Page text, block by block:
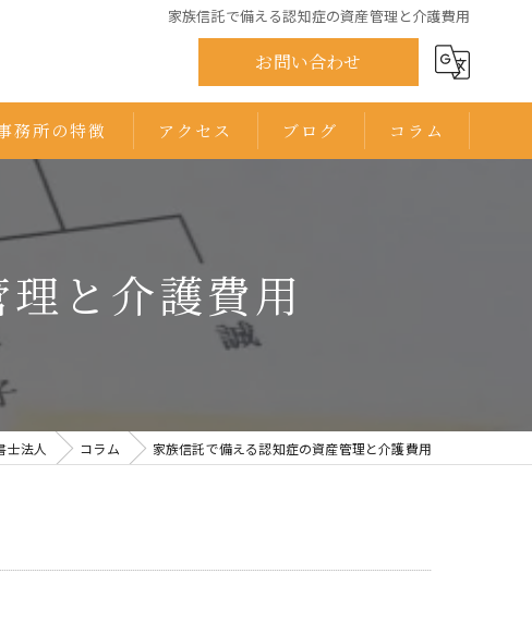
家族信託で備える認知症の資産管理と介護費用
お問い合わせ
務所の特徴
産
託
整理
アクセス
ひまわり司法書士法人 印西オフィス
ブログ コラム
と介護費用
士法人 コラム 家族信託で備える認知症の資産管理と介護費用